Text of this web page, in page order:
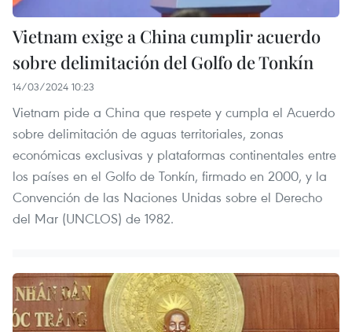
Vietnam exige a China cumplir acuerdo
sobre delimitación del Golfo de Tonkín
14/03/2024 10:23
Vietnam pide a China que respete y cumpla el Acuerdo
sobre delimitación de aguas territoriales, zonas
económicas exclusivas y plataformas continentales entre
los países en el Golfo de Tonkín, firmado en 2000, y la
Convención de las Naciones Unidas sobre el Derecho
del Mar (UNCLOS) de 1982.